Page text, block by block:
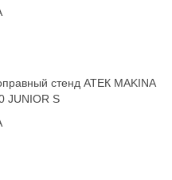
стенд АТЕК MAKINA
JUNIOR S